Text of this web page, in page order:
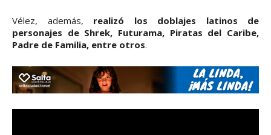
Vélez, además, realizó los doblajes latinos de
personajes de Shrek, Futurama, Piratas del Caribe,
Padre de Familia, entre otros.